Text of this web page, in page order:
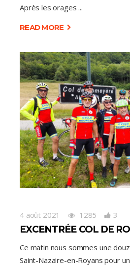
Après les orages
READ MORE
4 août 2021 1285 3
EXCENTRÉE COL DE
Ce matin nous sommes une
Saint-Nazaire-en-Royans pour